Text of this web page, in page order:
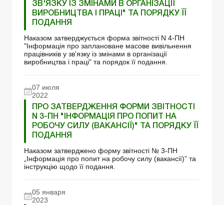
ЗВ'ЯЗКУ ІЗ ЗМІНАМИ В ОРГАНІЗАЦІЇ
ВИРОБНИЦТВА І ПРАЦІ" ТА ПОРЯДКУ ЇЇ
ПОДАННЯ
Наказом затверджується форма звітності N 4-ПН
"Інформація про заплановане масове вивільнення
працівників у зв'язку із змінами в організації
виробництва і праці" та порядок її подання.
07 июля
2022
ПРО ЗАТВЕРДЖЕННЯ ФОРМИ ЗВІТНОСТІ
N 3-ПН "ІНФОРМАЦІЯ ПРО ПОПИТ НА
РОБОЧУ СИЛУ (ВАКАНСІЇ)" ТА ПОРЯДКУ ЇЇ
ПОДАННЯ
Наказом затверджено форму звітності № 3-ПН
„Інформація про попит на робочу силу (вакансії)” та
інструкцію щодо її подання.
05 января
2023